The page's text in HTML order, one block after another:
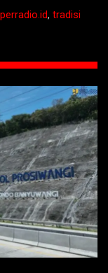
, tradisi